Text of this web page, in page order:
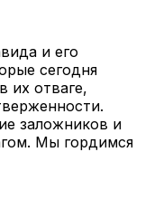
и его
сегодня
их отваге,
заложников и
Мы гордимся